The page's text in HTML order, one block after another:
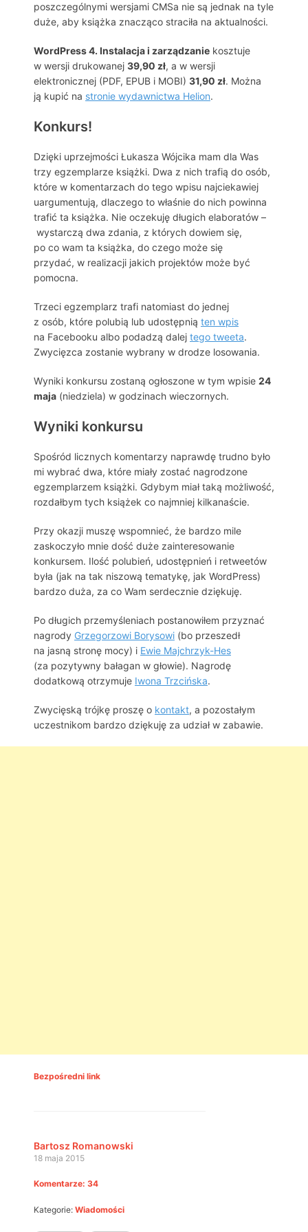
poszczególnymi wersjami CMSa nie są jednak na tyle
duże, aby książka znacząco straciła na aktualności.
WordPress 4. Instalacja i zarządzanie kosztuje
w wersji drukowanej 39,90 zł, a w wersji
elektronicznej (PDF, EPUB i MOBI) 31,90 zł. Można
ją kupić na stronie wydawnictwa Helion.
Konkurs!
Dzięki uprzejmości Łukasza Wójcika mam dla Was
trzy egzemplarze książki. Dwa z nich trafią do osób,
które w komentarzach do tego wpisu najciekawiej
uargumentują, dlaczego to właśnie do nich powinna
trafić ta książka. Nie oczekuję długich elaboratów –
wystarczą dwa zdania, z których dowiem się,
po co wam ta książka, do czego może się
przydać, w realizacji jakich projektów może być
pomocna.
Trzeci egzemplarz trafi natomiast do jednej
z osób, które polubią lub udostępnią ten wpis
na Facebooku albo podadzą dalej tego tweeta.
Zwycięzca zostanie wybrany w drodze losowania.
Wyniki konkursu zostaną ogłoszone w tym wpisie 24
maja (niedziela) w godzinach wieczornych.
Wyniki konkursu
Spośród licznych komentarzy naprawdę trudno było
mi wybrać dwa, które miały zostać nagrodzone
egzemplarzem książki. Gdybym miał taką możliwość,
rozdałbym tych książek co najmniej kilkanaście.
Przy okazji muszę wspomnieć, że bardzo mile
zaskoczyło mnie dość duże zainteresowanie
konkursem. Ilość polubień, udostępnień i retweetów
była (jak na tak niszową tematykę, jak WordPress)
bardzo duża, za co Wam serdecznie dziękuję.
Po długich przemyśleniach postanowiłem przyznać
nagrody Grzegorzowi Borysowi (bo przeszedł
na jasną stronę mocy) i Ewie Majchrzyk-Hes
(za pozytywny bałagan w głowie). Nagrodę
dodatkową otrzymuje Iwona Trzcińska.
Zwycięską trójkę proszę o kontakt, a pozostałym
uczestnikom bardzo dziękuję za udział w zabawie.
Bezpośredni link
Bartosz Romanowski
18 maja 2015
Komentarze: 34
Kategorie: Wiadomości